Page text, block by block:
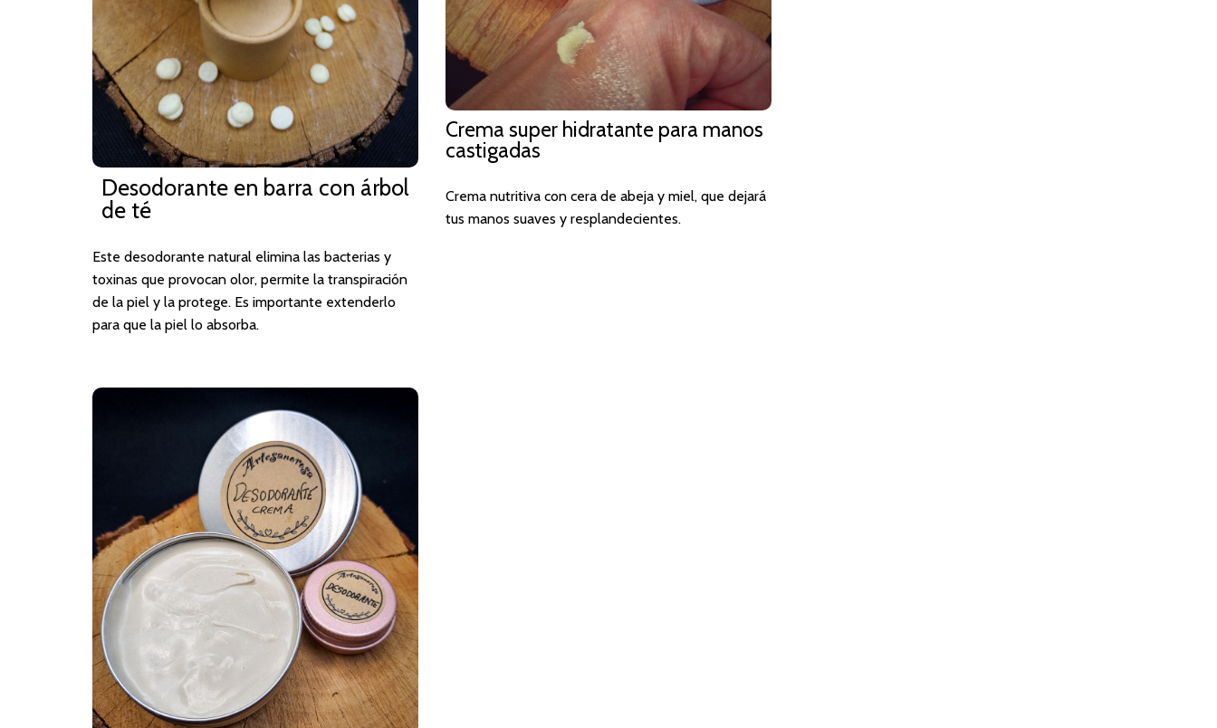
Desodorante en barra con árbol
de té
Este desodorante natural elimina las bacterias y
toxinas que provocan olor, permite la transpiración
de la piel y la protege. Es importante extenderlo
para que la piel lo absorba.
Crema super hidratante para manos
castigadas
Crema nutritiva con cera de abeja y miel, que dejará
tus manos suaves y resplandecientes.